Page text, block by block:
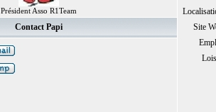
Président Asso R1Team
Site
Contact Papi